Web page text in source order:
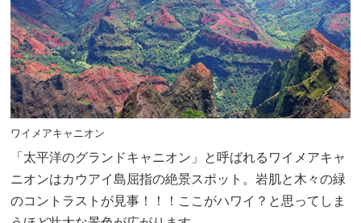
ワイメアキャニオン
「太平洋のグランドキャニオン」と呼ばれるワイメアキャ
ニオンはカウアイ島屈指の絶景スポット。岩肌と木々の緑
のコントラストが見事！！！ここがハワイ？と思ってしま